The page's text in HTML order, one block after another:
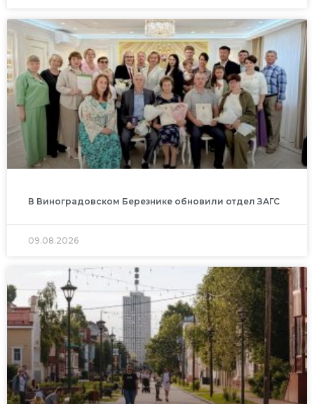
В Виноградовском Березнике обновили отдел ЗАГС
09.08.2026